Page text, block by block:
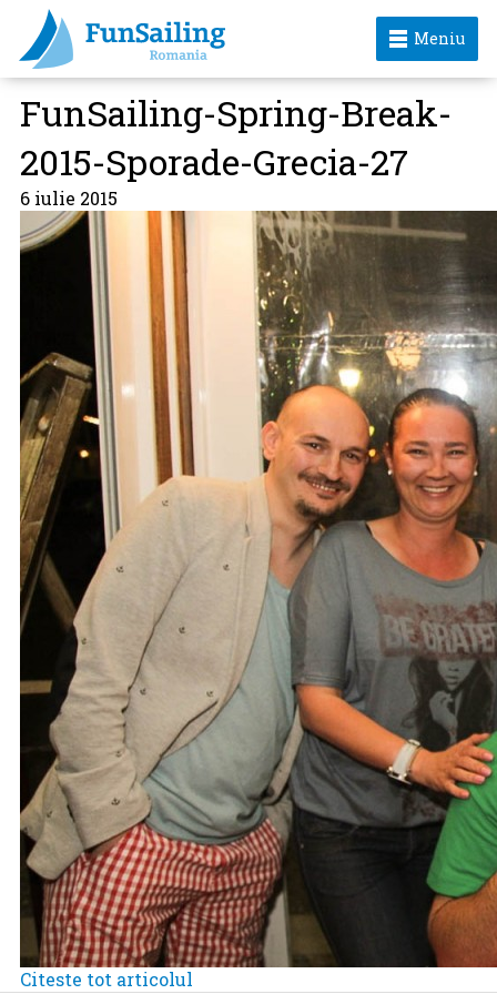
Meniu
FunSailing-Spring-Break-
2015-Sporade-Grecia-27
6 iulie 2015
Citeste tot articolul